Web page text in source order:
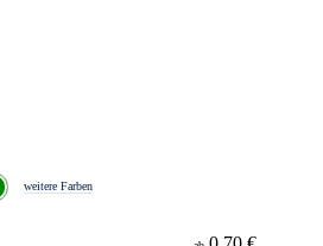
weitere Farben